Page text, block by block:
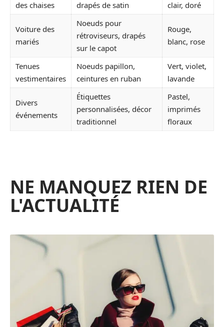
des chaises drapés de satin clair, doré
Voiture des
mariés
Noeuds pour
rétroviseurs, drapés
sur le capot
Rouge,
blanc, rose
Tenues
vestimentaires
Noeuds papillon,
ceintures en ruban
Vert, violet,
lavande
Divers
événements
Étiquettes
personnalisées, décor
traditionnel
Pastel,
imprimés
floraux
NE MANQUEZ RIEN DE
L'ACTUALITÉ